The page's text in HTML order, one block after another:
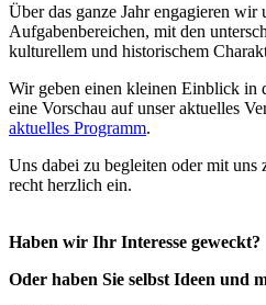
Über das ganze Jahr engagieren wir
Aufgabenbereichen, mit den
kulturellem und historischem
Wir geben einen kleinen Einblick in
eine Vorschau auf unser aktuelles
aktuelles Programm.
Uns dabei zu begleiten oder mit
recht herzlich ein.
Haben wir Ihr Interesse geweckt?
Oder haben Sie selbst Ideen und